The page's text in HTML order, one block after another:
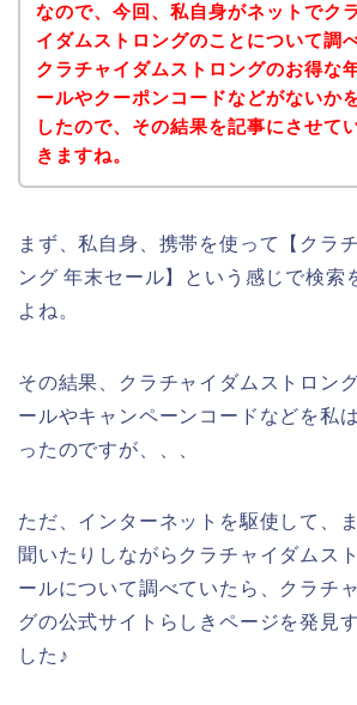
なので、今回、私自身がネットでク
イダムストロングのことについて調べ
クラチャイダムストロングのお得な
ールやクーポンコードなどがないか
したので、その結果を記事にさせて
きますね。
まず、私自身、携帯を使って【クラ
ング 年末セール】という感じで検索
よね。
その結果、クラチャイダムストロン
ールやキャンペーンコードなどを私
ったのですが、、、
ただ、インターネットを駆使して、
聞いたりしながらクラチャイダムス
ールについて調べていたら、クラチ
グの公式サイトらしきページを発見
した♪